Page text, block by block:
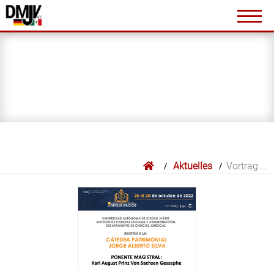
de Derecho Internacional Privado
Jahrestagung der Deutsch - Mexikanische Juristenverein
Jahrestagung der DMJV 2024
DMJV bei der Feier des mexikanischen
Unabhängigkeitstag dabei
Jahrestagung der DMJV 2023 - Programm und
Tagesordnung der MV
Aktuelles Vortrag ...